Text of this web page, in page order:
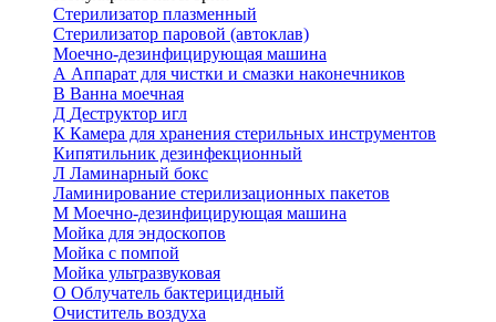
Стерилизатор плазменный
Стерилизатор паровой (автоклав)
Моечно-дезинфицирующая машина
А Аппарат для чистки и смазки наконечников
В Ванна моечная
Д Деструктор игл
К Камера для хранения стерильных инструментов
Кипятильник дезинфекционный
Л Ламинарный бокс
Ламинирование стерилизационных пакетов
М Моечно-дезинфицирующая машина
Мойка для эндоскопов
Мойка с помпой
Мойка ультразвуковая
О Облучатель бактерицидный
Очиститель воздуха